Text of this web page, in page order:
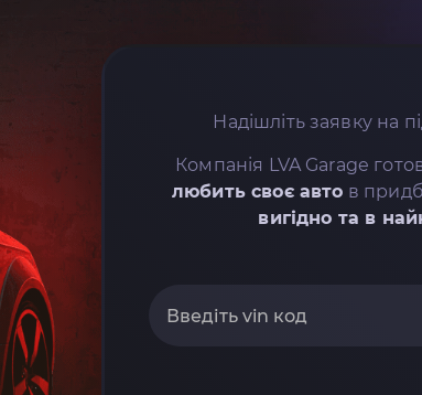
Надішліть заявку на
Компанія LVA Garage
любить своє авто в
вигідно та в